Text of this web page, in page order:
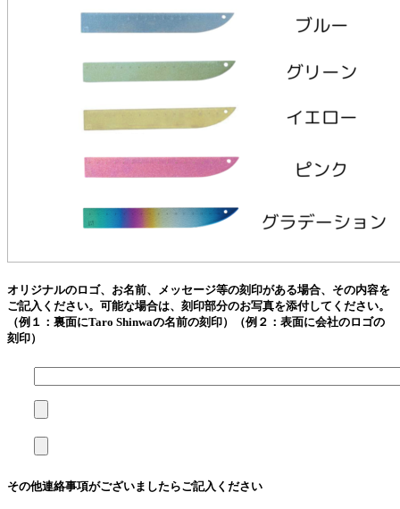
オリジナルのロゴ、お名前、メッセージ等の刻印がある場合、その内容を
ご記入ください。可能な場合は、刻印部分のお写真を添付してください。
（例１：裏面にTaro Shinwaの名前の刻印）（例２：表面に会社のロゴの
刻印）
その他連絡事項がございましたらご記入ください